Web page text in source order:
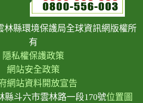
林縣環境保護局全球資訊網版權所
有
隱私權保護政策
網站安全政策
網站資料開放宣告
縣斗六市雲林路一段170號位置圖